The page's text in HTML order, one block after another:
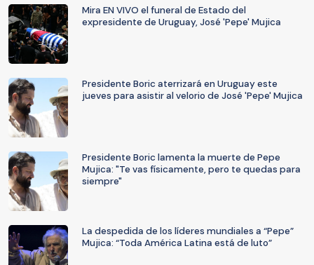
Mira EN VIVO el funeral de Estado del
expresidente de Uruguay, José 'Pepe' Mujica
Presidente Boric aterrizará en Uruguay este
jueves para asistir al velorio de José 'Pepe' Mujica
Presidente Boric lamenta la muerte de Pepe
Mujica: "Te vas físicamente, pero te quedas para
siempre"
La despedida de los líderes mundiales a “Pepe”
Mujica: “Toda América Latina está de luto”